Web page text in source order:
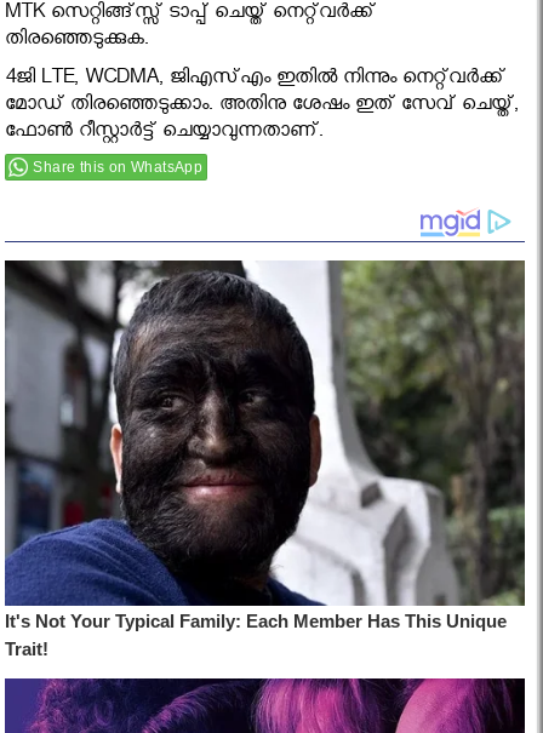
MTK സെറ്റിങ്ങ്സ്സ് ടാപ്പ് ചെയ്ത് നെറ്റ്‌വര്‍ക്ക്
തിരഞ്ഞെടുക്കുക.
4ജി LTE, WCDMA, ജിഎസ്എം ഇതില്‍ നിന്നും നെറ്റ്‌വര്‍ക്ക്
മോഡ് തിരഞ്ഞെടുക്കാം. അതിനു ശേഷം ഇത് സേവ് ചെയ്ത്,
ഫോണ്‍ റീസ്റ്റാര്‍ട്ട് ചെയ്യാവുന്നതാണ്.
Share this on WhatsApp